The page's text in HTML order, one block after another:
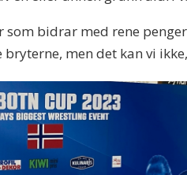
bidrar med rene
men det kan vi